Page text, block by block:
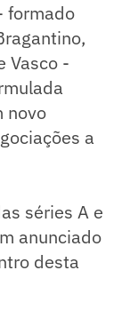
formado
Vasco -
novo
a
séries A e
anunciado
desta